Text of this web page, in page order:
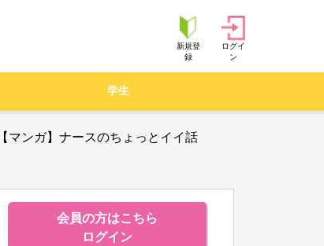
新規登
録
ログイ
ン
学生
マンガ】ナースのちょっとイイ話
会員の方はこちら
ログイン